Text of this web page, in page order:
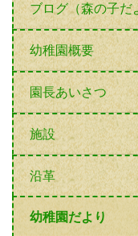
ブログ（森の子だ
幼稚園概要
園長あいさつ
施設
沿革
幼稚園だより